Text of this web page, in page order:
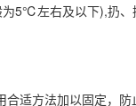
5℃左右及以下),扔、
适方法加以固定，